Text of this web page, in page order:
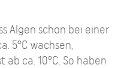
Algen schon bei einer
5°C wachsen,
ca. 10°C. So haben